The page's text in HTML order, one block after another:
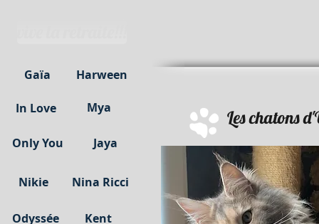
Les chatons
Gaïa Harween
In Love Mya
Only You Jaya
Nina Ricci
Nikie
Odyssée Kent